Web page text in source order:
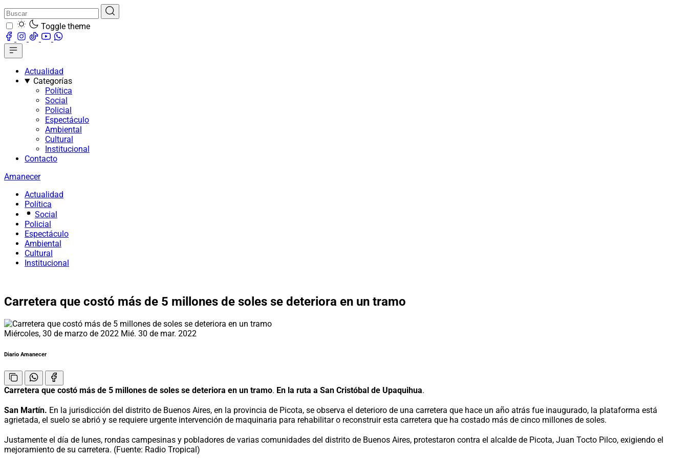
Toggle theme
Actualidad
Categorías
Política
Social
Policial
Espectáculo
Ambiental
Cultural
Institucional
Contacto
Amanecer
Actualidad
Política
Social
Policial
Espectáculo
Ambiental
Cultural
Institucional
Carretera que costó más de 5 millones de soles se deteriora en un tramo
Miércoles, 30 de marzo de 2022 Mié. 30 de mar. 2022
Diario Amanecer
Carretera que costó más de 5 millones de soles se deteriora en un tramo. En la ruta a San Cristóbal de Upaquihua.
San Martín. En la jurisdicción del distrito de Buenos Aires, en la provincia de Picota, se observa el deterioro de una carretera que hace un año atrás fue inaugurado, la plataforma está
agrietada, el suelo se abrió y se requiere urgente intervención de maquinaria para rehabilitar o reconstruir esta carretera que ha costado más de cinco millones de soles.
Justamente el día de lunes, rondas campesinas y pobladores de varias comunidades del distrito de Buenos Aires, protestaron contra el alcalde de Picota, Juan Tocto Pilco, exigiendo el
mejoramiento de su carretera. (Fuente: Radio Tropical)